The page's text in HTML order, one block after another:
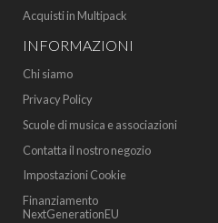
Acquisti in Multipack
INFORMAZIONI
Chi siamo
Privacy Policy
Scuole di musica e associazioni
Contatta il nostro negozio
Impostazioni Cookie
Finanziamento
NextGenerationEU